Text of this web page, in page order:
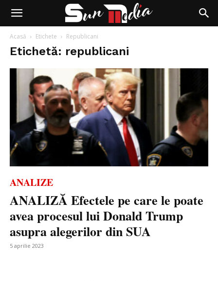
Acasă Etichete Republicani
Etichetă: republicani
ANALIZE
ANALIZĂ Efectele pe care le poate
avea procesul lui Donald Trump
asupra alegerilor din SUA
5 aprilie 2023